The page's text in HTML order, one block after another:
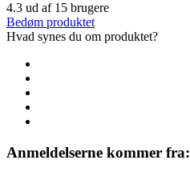
4.3 ud af 15 brugere
Bedøm produktet
Hvad synes du om produktet?
Anmeldelserne kommer fra: